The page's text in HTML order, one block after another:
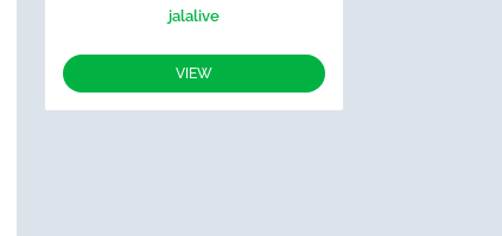
jalalive
VIEW